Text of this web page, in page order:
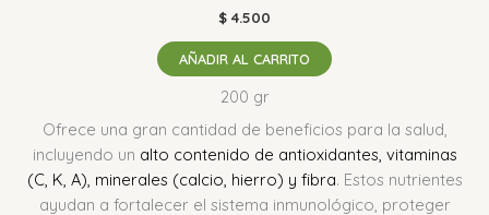
$ 4.500
AÑADIR AL CARRITO
200 gr
Ofrece una gran cantidad de beneficios para la salud,
incluyendo un alto contenido de antioxidantes, vitaminas
(C, K, A), minerales (calcio, hierro) y fibra. Estos nutrientes
ayudan a fortalecer el sistema inmunológico, proteger